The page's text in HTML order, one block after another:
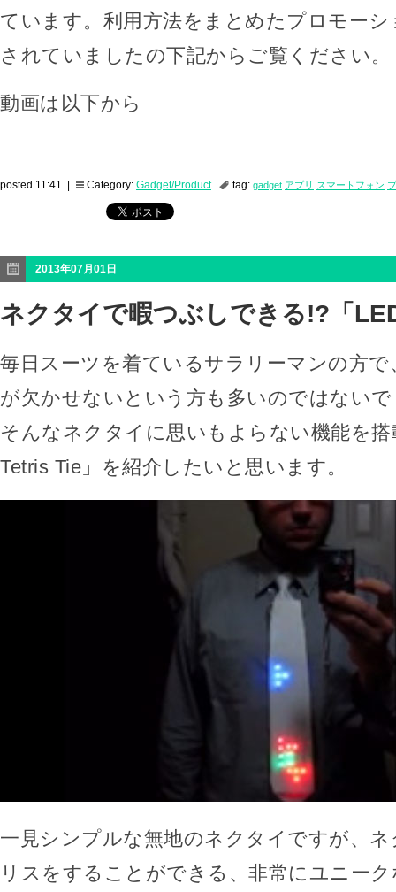
ています。利用方法をまとめたプロモー
されていましたの下記からご覧ください。
動画は以下から
posted 11:41 | Category: Gadget/Product tag: gadget アプリ スマートフォン
2013年07月01日
ネクタイで暇つぶしできる!?「
毎日スーツを着ているサラリーマンの方
が欠かせないという方も多いのではない
そんなネクタイに思いもよらない機能を
Tetris Tie」を紹介したいと思います。
一見シンプルな無地のネクタイですが、
リスをすることができる、非常にユニー